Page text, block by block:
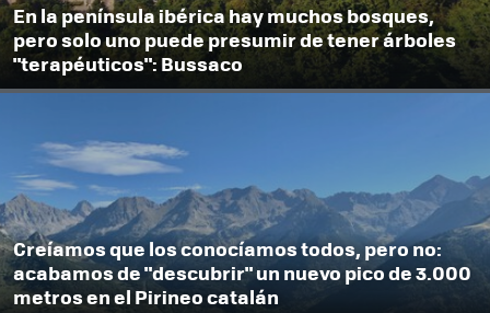
En la península ibérica hay muchos bosques,
pero solo uno puede presumir de tener árboles
"terapéuticos": Bussaco
Creíamos que los conocíamos todos, pero no:
acabamos de "descubrir" un nuevo pico de 3.000
metros en el Pirineo catalán